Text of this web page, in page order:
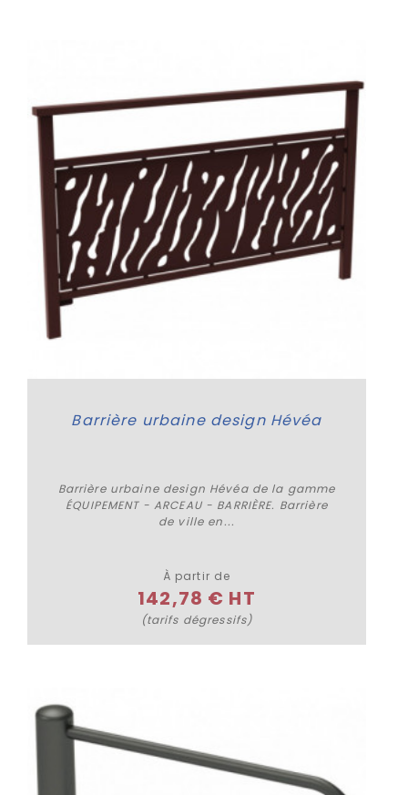
Barrière urbaine design Hévéa
Barrière urbaine design Hévéa de la gamme
ÉQUIPEMENT - ARCEAU - BARRIÈRE. Barrière
de ville en...
À partir de
142,78 € HT
(tarifs dégressifs)